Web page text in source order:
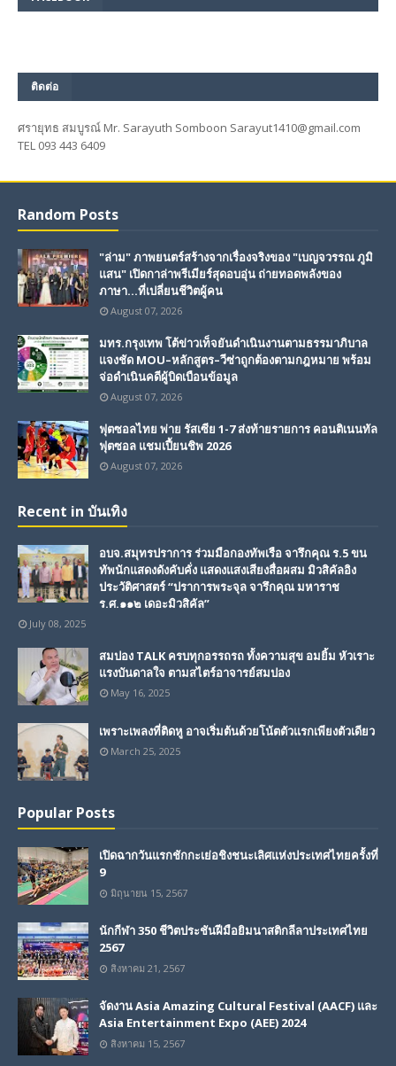
ติดต่อ
ศรายุทธ สมบูรณ์ Mr. Sarayuth Somboon Sarayut1410@gmail.com
TEL 093 443 6409
Random Posts
"ล่าม" ภาพยนตร์สร้างจากเรื่องจริงของ "เบญจวรรณ ภูมิ
แสน" เปิดกาล่าพรีเมียร์สุดอบอุ่น ถ่ายทอดพลังของ
ภาษา...ที่เปลี่ยนชีวิตผู้คน
August 07, 2026
มทร.กรุงเทพ โต้ข่าวเท็จยันดำเนินงานตามธรรมาภิบาล
แจงชัด MOU–หลักสูตร–วีซ่าถูกต้องตามกฎหมาย พร้อม
จ่อดำเนินคดีผู้บิดเบือนข้อมูล
August 07, 2026
ฟุตซอลไทย พ่าย รัสเซีย 1-7 ส่งท้ายรายการ คอนติเนนทัล
ฟุตซอล แชมเปี้ยนชิพ 2026
August 07, 2026
Recent in บันเทิง
อบจ.สมุทรปราการ ร่วมมือกองทัพเรือ จารึกคุณ ร.5 ขน
ทัพนักแสดงดังคับคั่ง แสดงแสงเสียงสื่อผสม มิวสิคัลอิง
ประวัติศาสตร์ “ปราการพระจุล จารึกคุณ มหาราช
ร.ศ.๑๑๒ เดอะมิวสิคัล”
July 08, 2025
สมปอง TALK ครบทุกอรรถรถ ทั้งความสุข อมยิ้ม หัวเราะ
แรงบันดาลใจ ตามสไตร์อาจารย์สมปอง
May 16, 2025
เพราะเพลงที่ติดหู อาจเริ่มต้นด้วยโน้ตตัวแรกเพียงตัวเดียว
March 25, 2025
Popular Posts
เปิดฉากวันแรกชักกะเย่อชิงชนะเลิศแห่งประเทศไทยครั้งที่
9
มิถุนายน 15, 2567
นักกีฬา 350 ชีวิตประชันฝีมือยิมนาสติกลีลาประเทศไทย
2567
สิงหาคม 21, 2567
จัดงาน Asia Amazing Cultural Festival (AACF) และ
Asia Entertainment Expo (AEE) 2024
สิงหาคม 15, 2567